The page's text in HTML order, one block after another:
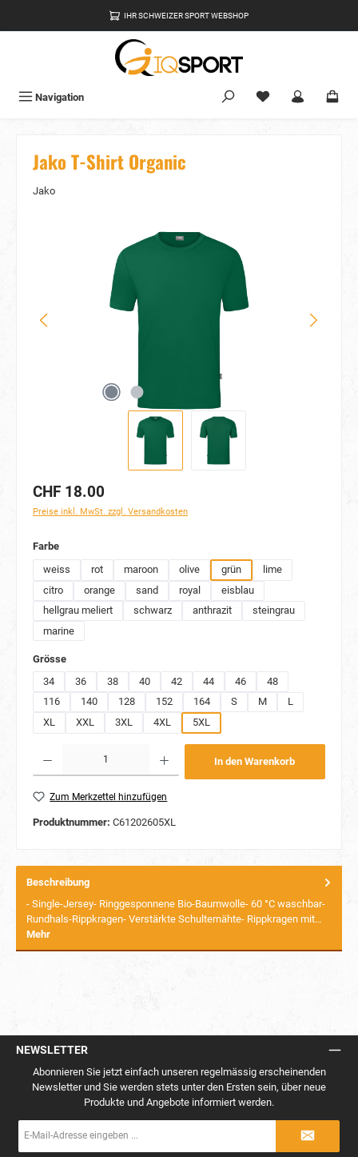
IHR SCHWEIZER SPORT WEBSHOP
Navigation Du hast 0
Jako T-Shirt Organic
Jako
Bildergalerie überspringen
CHF 18.00
Preise inkl. MwSt. zzgl. Versandkosten
Farbeauswählen
weiss
rot maroon olive grün
lime
citro
orange sand royal
eisblau
hellgrau meliert
schwarz anthrazit
steingrau
marine
Grösseauswählen
34
36 38 40 42 44 46
48
116
140 128 152 164 S M
L
XL
XXL 3XL 4XL 5XL
In den Warenkorb
Zum Merkzettel hinzufügen
Produktnummer: C61202605XL
Beschreibung
- Single-Jersey- Ringgesponnene Bio-Baumwolle- 60 °C waschbar-
Rundhals-Rippkragen- Verstärkte Schulternähte- Rippkragen mit…
Mehr
NEWSLETTER
Abonnieren Sie jetzt einfach unseren regelmässig erscheinenden
Newsletter und Sie werden stets unter den Ersten sein, über neue
Produkte und Angebote informiert werden.
Mail-